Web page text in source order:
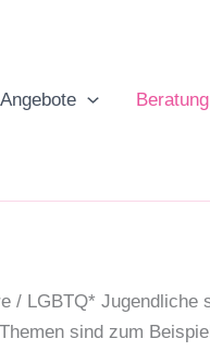
Angebote
Beratung
LGBTQ* Jugendliche
sind zum